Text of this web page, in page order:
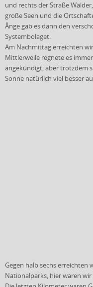
und rechts der Straße
große Seen und die
Ånge gab es dann den
Systembolaget.
Am Nachmittag erreichten
Mittlerweile regnete es
angekündigt, aber trotzdem
Sonne natürlich viel besser
Gegen halb sechs erreichten
Nationalparks, hier waren